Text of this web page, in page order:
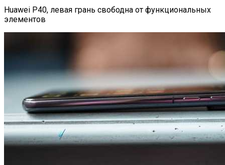
Huawei P40, левая грань свободна от функциональных
элементов